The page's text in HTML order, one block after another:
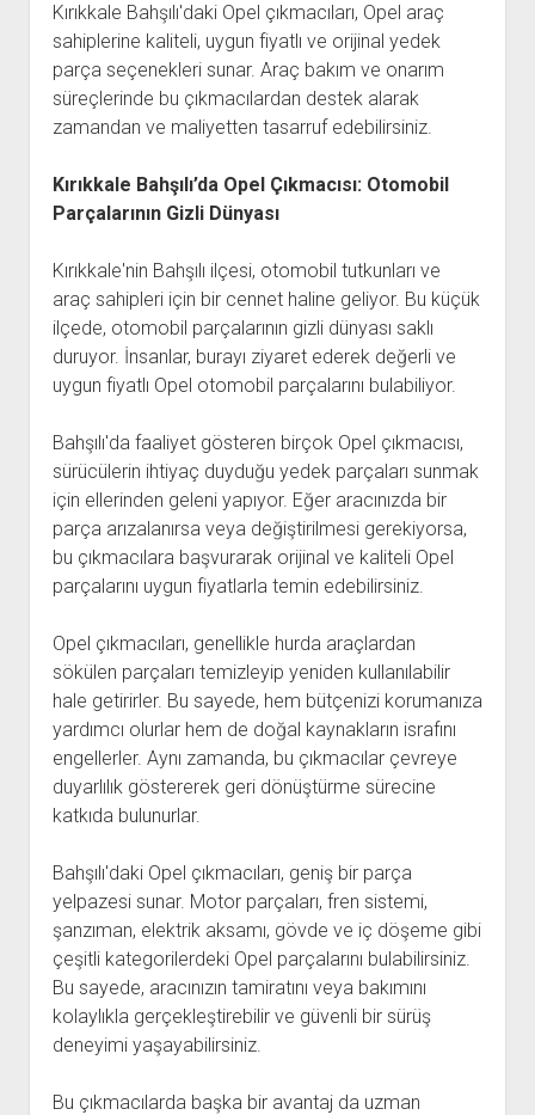
Kırıkkale Bahşılı'daki Opel çıkmacıları, Opel araç
sahiplerine kaliteli, uygun fiyatlı ve orijinal yedek
parça seçenekleri sunar. Araç bakım ve onarım
süreçlerinde bu çıkmacılardan destek alarak
zamandan ve maliyetten tasarruf edebilirsiniz.
Kırıkkale Bahşılı’da Opel Çıkmacısı: Otomobil
Parçalarının Gizli Dünyası
Kırıkkale'nin Bahşılı ilçesi, otomobil tutkunları ve
araç sahipleri için bir cennet haline geliyor. Bu küçük
ilçede, otomobil parçalarının gizli dünyası saklı
duruyor. İnsanlar, burayı ziyaret ederek değerli ve
uygun fiyatlı Opel otomobil parçalarını bulabiliyor.
Bahşılı'da faaliyet gösteren birçok Opel çıkmacısı,
sürücülerin ihtiyaç duyduğu yedek parçaları sunmak
için ellerinden geleni yapıyor. Eğer aracınızda bir
parça arızalanırsa veya değiştirilmesi gerekiyorsa,
bu çıkmacılara başvurarak orijinal ve kaliteli Opel
parçalarını uygun fiyatlarla temin edebilirsiniz.
Opel çıkmacıları, genellikle hurda araçlardan
sökülen parçaları temizleyip yeniden kullanılabilir
hale getirirler. Bu sayede, hem bütçenizi korumanıza
yardımcı olurlar hem de doğal kaynakların israfını
engellerler. Aynı zamanda, bu çıkmacılar çevreye
duyarlılık göstererek geri dönüştürme sürecine
katkıda bulunurlar.
Bahşılı'daki Opel çıkmacıları, geniş bir parça
yelpazesi sunar. Motor parçaları, fren sistemi,
şanzıman, elektrik aksamı, gövde ve iç döşeme gibi
çeşitli kategorilerdeki Opel parçalarını bulabilirsiniz.
Bu sayede, aracınızın tamiratını veya bakımını
kolaylıkla gerçekleştirebilir ve güvenli bir sürüş
deneyimi yaşayabilirsiniz.
Bu çıkmacılarda başka bir avantaj da uzman